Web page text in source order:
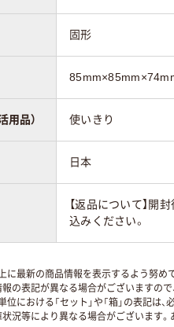
固形
用品） 使いきり
日本
【返品について】開
込みください。
に最新の商品情報を表示するよう努め
の表記が異なる場合がございますの
位における「セット」や「箱」の表記は
況等により異なる場合がございます。